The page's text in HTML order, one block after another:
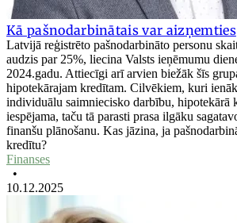
Kā pašnodarbinātais var aizņemties
Latvijā reģistrēto pašnodarbināto personu
audzis par 25%, liecina Valsts ieņēmumu
2024.gadu. Attiecīgi arī arvien biežāk šīs
hipotekārajam kredītam. Cilvēkiem, kuri
individuālu saimniecisko darbību, hipotekārā
iespējama, taču tā parasti prasa ilgāku
finanšu plānošanu. Kas jāzina, ja
kredītu?
Finanses
•
10.12.2025